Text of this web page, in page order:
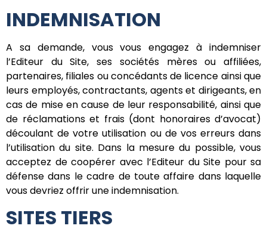
INDEMNISATION
A sa demande, vous vous engagez à indemniser
l’Editeur du Site, ses sociétés mères ou affiliées,
partenaires, filiales ou concédants de licence ainsi que
leurs employés, contractants, agents et dirigeants, en
cas de mise en cause de leur responsabilité, ainsi que
de réclamations et frais (dont honoraires d’avocat)
découlant de votre utilisation ou de vos erreurs dans
l’utilisation du site. Dans la mesure du possible, vous
acceptez de coopérer avec l’Editeur du Site pour sa
défense dans le cadre de toute affaire dans laquelle
vous devriez offrir une indemnisation.
SITES TIERS